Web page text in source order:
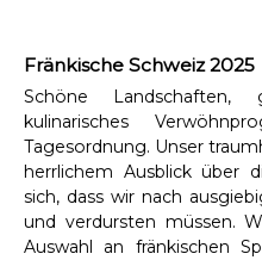
Fränkische Schweiz 2025
Schöne
kulinarisches
Tagesordnung. Unser
herrlichem Ausblick über
sich, dass wir nach
und verdursten müssen.
Auswahl an fränkischen